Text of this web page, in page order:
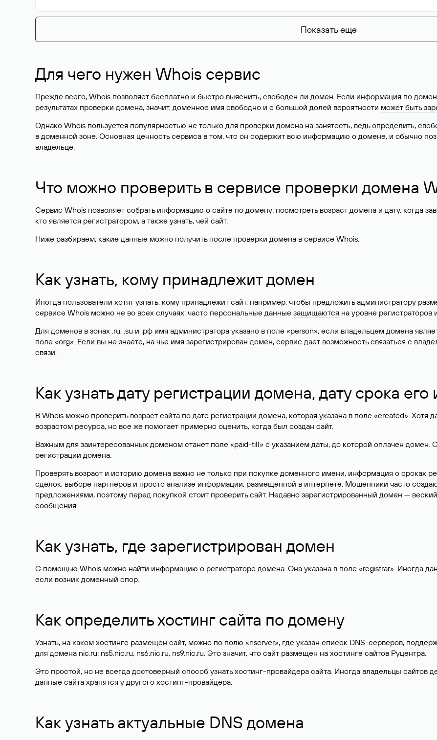
Показать еще
Для чего нужен Whois сервис
Прежде всего, Whois позволяет бесплатно и быстро выяснить, свободен ли домен. Если информация по
результатах проверки домена, значит, доменное имя свободно и с большой долей вероятности может быть
Однако Whois пользуется популярностью не только для проверки домена на занятость, ведь определить,
в доменной зоне. Основная ценность сервиса в том, что он содержит всю информацию о домене, и обычно
владельце.
Что можно проверить в сервисе проверки домена
Сервис Whois позволяет собрать информацию о сайте по домену: посмотреть возраст домена и дату, когда
кто является регистратором, а также узнать, чей сайт.
Ниже разбираем, какие данные можно получить после проверки домена в сервисе Whois.
Как узнать, кому принадлежит домен
Иногда пользователи хотят узнать, кому принадлежит сайт, например, чтобы предложить администратору
сервисе Whois можно не во всех случаях: часто персональные данные защищаются на уровне
Для доменов в зонах .ru, .su и .рф имя администратора указано в поле «person», если владельцем домена
поле «org». Если вы не знаете, на чье имя зарегистрирован домен, сервис дает возможность связаться с
связи.
Как узнать дату регистрации домена, дату срока его
В Whois можно проверить возраст сайта по дате регистрации домена, которая указана в поле «created». Хотя
возрастом ресурса, но все же помогает примерно оценить, когда был создан сайт.
Важным для заинтересованных доменом станет поле «paid-till» с указанием даты, до которой оплачен домен.
регистрации домена.
Проверять возраст и историю домена важно не только при покупке доменного имени, информация о сроках
сделок, выборе партнеров и просто анализе информации, размещенной в интернете. Мошенники часто
предложениями, поэтому перед покупкой стоит проверить сайт. Недавно зарегистрированный домен —
сообщения.
Как узнать, где зарегистрирован домен
С помощью Whois можно найти информацию о регистраторе домена. Она указана в поле «registrar». Иногда
если возник доменный спор.
Как определить хостинг сайта по домену
Узнать, на каком хостинге размещен сайт, можно по полю «nserver», где указан список DNS-серверов,
для домена nic.ru: ns5.nic.ru, ns6.nic.ru, ns9.nic.ru. Это значит, что сайт размещен на хостинге сайтов Руцентра.
Это простой, но не всегда достоверный способ узнать хостинг-провайдера сайта. Иногда владельцы
данные сайта хранятся у другого хостинг-провайдера.
Как узнать актуальные DNS домена